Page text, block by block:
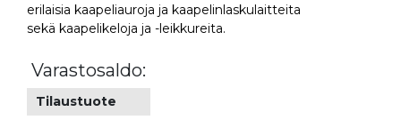
erilaisia kaapeliauroja ja kaapelinlaskulaitteita
sekä kaapelikeloja ja -leikkureita.
Varastosaldo:
Tilaustuote